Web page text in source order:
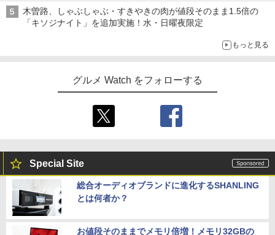
木曽路、しゃぶしゃぶ・すきやきの肉が値段そのまま1.5倍の
「キソジナイト」を追加実施！水・日曜夜限定
もっと見る
グルメ Watch をフォローする
Special Site
総合オーディオブランドに進化するSHANLING
とは何者か？
お値段そのままでメモリ倍増！メモリ32GBの